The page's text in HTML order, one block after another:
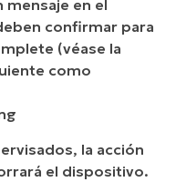
en el
confirmar para
(véase la
como
la acción
el dispositivo.